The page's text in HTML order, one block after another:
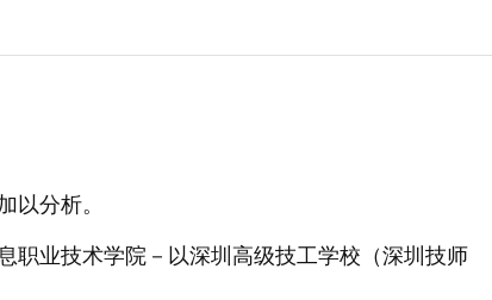
以分析。
职业技术学院－以深圳高级技工学校（深圳技师